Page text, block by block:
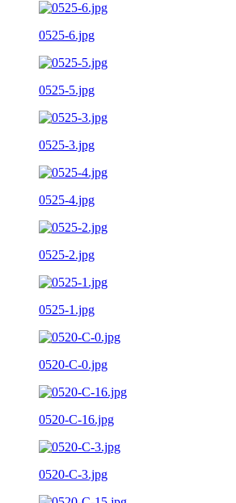
0525-6.jpg
0525-5.jpg
0525-3.jpg
0525-4.jpg
0525-2.jpg
0525-1.jpg
0520-C-0.jpg
0520-C-16.jpg
0520-C-3.jpg